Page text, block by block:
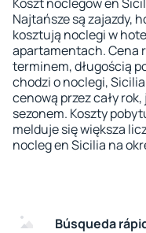
Najtańsze są zajazdy,
kosztują noclegi w
apartamentach. Cena
terminem, długością
chodzi o noclegi,
cenową przez cały
sezonem. Koszty
melduje się większa
nocleg en Sicilia na
Búsqueda